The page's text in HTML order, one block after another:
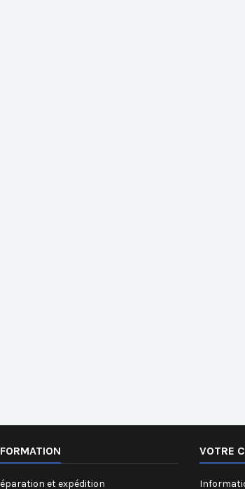
et expédition
VOTRE